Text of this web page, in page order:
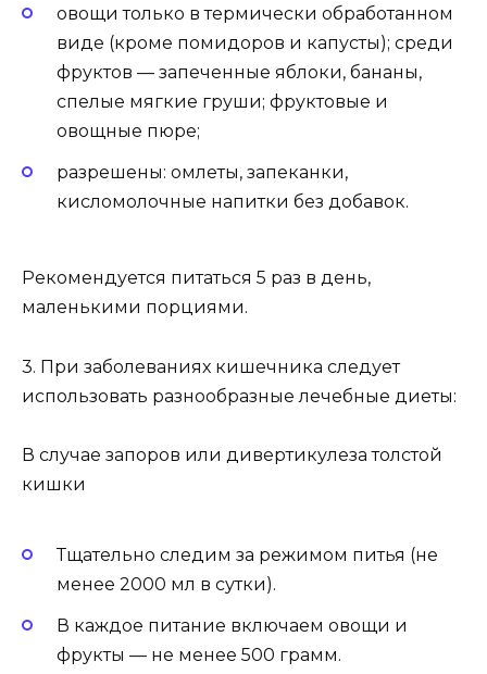
овощи только в термически обработанном
виде (кроме помидоров и капусты); среди
фруктов — запеченные яблоки, бананы,
спелые мягкие груши; фруктовые и
овощные пюре;
разрешены: омлеты, запеканки,
кисломолочные напитки без добавок.
Рекомендуется питаться 5 раз в день,
маленькими порциями.
3️. При заболеваниях кишечника следует
использовать разнообразные лечебные диеты:
В случае запоров или дивертикулеза толстой
кишки
Тщательно следим за режимом питья (не
менее 2000 мл в сутки).
В каждое питание включаем овощи и
фрукты — не менее 500 грамм.